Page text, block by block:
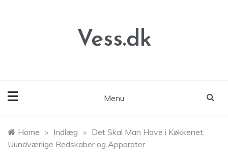
Vess.dk
Menu
Home » Indlæg » Det Skal Man Have i Køkkenet:
Uundværlige Redskaber og Apparater